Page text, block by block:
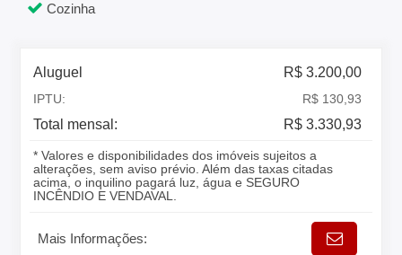
Cozinha
Aluguel R$ 3.200,00
IPTU: R$ 130,93
Total mensal: R$ 3.330,93
* Valores e disponibilidades dos imóveis sujeitos a
alterações, sem aviso prévio. Além das taxas citadas
acima, o inquilino pagará luz, água e SEGURO
INCÊNDIO E VENDAVAL.
Mais Informações: